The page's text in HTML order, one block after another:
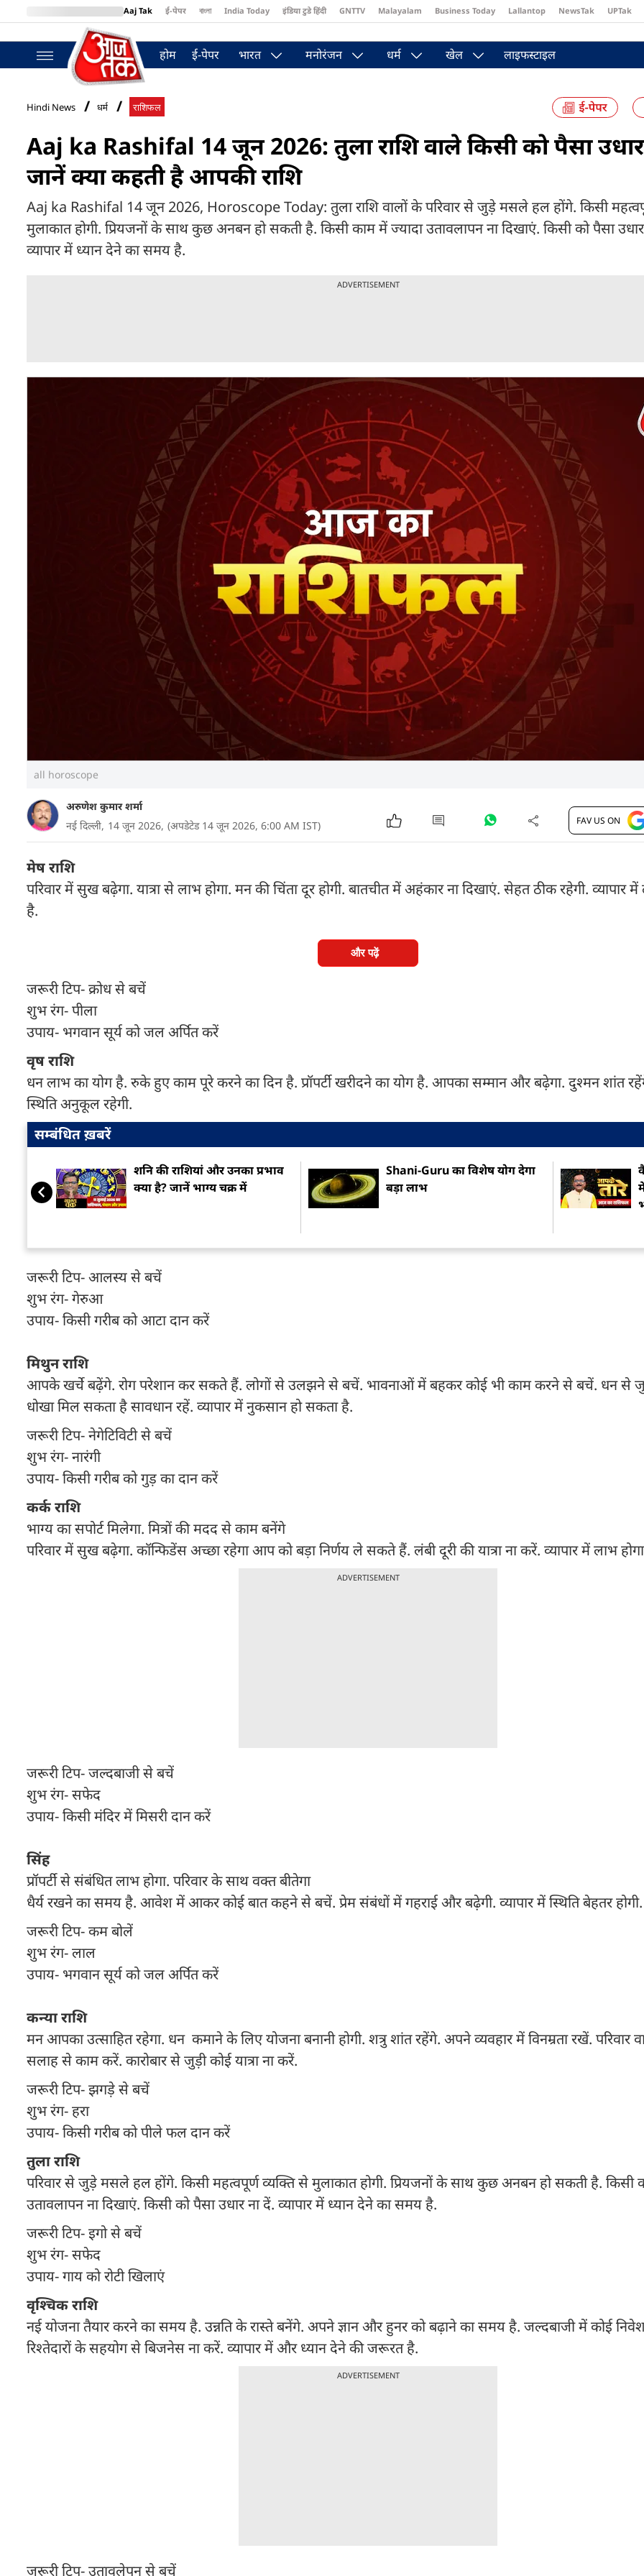
Aaj Tak ई-पेपर বাংলা India Today इंडिया टुडे हिंदी GNTTV Malayalam Business Today Lallantop NewsTak UPTak
BT Bazaar
होम ई-पेपर भारत मनोरंजन धर्म खेल लाइफस्टाइल
Hindi News धर्म राशिफल
Aaj ka Rashifal 14 जून 2026: तुला राशि वाले किसी को पैसा
जानें क्या कहती है आपकी राशि
Aaj ka Rashifal 14 जून 2026, Horoscope Today: तुला राशि वालों के परिवार से जुड़े मसले हल होंगे. किसी
मुलाकात होगी. प्रियजनों के साथ कुछ अनबन हो सकती है. किसी काम में ज्यादा उतावलापन ना दिखाएं. किसी को पैसा
व्यापार में ध्यान देने का समय है.
ADVERTISEMENT
all horoscope
अरुणेश कुमार शर्मा
नई दिल्ली, 14 जून 2026, (अपडेटेड 14 जून 2026, 6:00 AM IST) FAV US ON
मेष राशि
परिवार में सुख बढ़ेगा. यात्रा से लाभ होगा. मन की चिंता दूर होगी. बातचीत में अहंकार ना दिखाएं. सेहत ठीक रहेगी. व्यापार
है.
और पढ़ें
जरूरी टिप- क्रोध से बचें
शुभ रंग- पीला
उपाय- भगवान सूर्य को जल अर्पित करें
वृष राशि
धन लाभ का योग है. रुके हुए काम पूरे करने का दिन है. प्रॉपर्टी खरीदने का योग है. आपका सम्मान और बढ़ेगा. दुश्मन शांत
स्थिति अनुकूल रहेगी.
सम्बंधित ख़बरें
शनि की राशियां और उनका प्रभाव
क्या है? जानें भाग्य चक्र में
Shani-Guru का विशेष योग देगा
बड़ा लाभ
जरूरी टिप- आलस्य से बचें
शुभ रंग- गेरुआ
उपाय- किसी गरीब को आटा दान करें
मिथुन राशि
आपके खर्चे बढ़ेंगे. रोग परेशान कर सकते हैं. लोगों से उलझने से बचें. भावनाओं में बहकर कोई भी काम करने से बचें. धन से
धोखा मिल सकता है सावधान रहें. व्यापार में नुकसान हो सकता है.
जरूरी टिप- नेगेटिविटी से बचें
शुभ रंग- नारंगी
उपाय- किसी गरीब को गुड़ का दान करें
कर्क राशि
भाग्य का सपोर्ट मिलेगा. मित्रों की मदद से काम बनेंगे
परिवार में सुख बढ़ेगा. कॉन्फिडेंस अच्छा रहेगा आप को बड़ा निर्णय ले सकते हैं. लंबी दूरी की यात्रा ना करें. व्यापार में लाभ
ADVERTISEMENT
जरूरी टिप- जल्दबाजी से बचें
शुभ रंग- सफेद
उपाय- किसी मंदिर में मिसरी दान करें
सिंह
प्रॉपर्टी से संबंधित लाभ होगा. परिवार के साथ वक्त बीतेगा
धैर्य रखने का समय है. आवेश में आकर कोई बात कहने से बचें. प्रेम संबंधों में गहराई और बढ़ेगी. व्यापार में स्थिति बेहतर होगी.
जरूरी टिप- कम बोलें
शुभ रंग- लाल
उपाय- भगवान सूर्य को जल अर्पित करें
कन्या राशि
मन आपका उत्साहित रहेगा. धन कमाने के लिए योजना बनानी होगी. शत्रु शांत रहेंगे. अपने व्यवहार में विनम्रता रखें. परिवार
सलाह से काम करें. कारोबार से जुड़ी कोई यात्रा ना करें.
जरूरी टिप- झगड़े से बचें
शुभ रंग- हरा
उपाय- किसी गरीब को पीले फल दान करें
तुला राशि
परिवार से जुड़े मसले हल होंगे. किसी महत्वपूर्ण व्यक्ति से मुलाकात होगी. प्रियजनों के साथ कुछ अनबन हो सकती है. किसी
उतावलापन ना दिखाएं. किसी को पैसा उधार ना दें. व्यापार में ध्यान देने का समय है.
जरूरी टिप- इगो से बचें
शुभ रंग- सफेद
उपाय- गाय को रोटी खिलाएं
वृश्चिक राशि
नई योजना तैयार करने का समय है. उन्नति के रास्ते बनेंगे. अपने ज्ञान और हुनर को बढ़ाने का समय है. जल्दबाजी में कोई
रिश्तेदारों के सहयोग से बिजनेस ना करें. व्यापार में और ध्यान देने की जरूरत है.
ADVERTISEMENT
जरूरी टिप- उतावलेपन से बचें